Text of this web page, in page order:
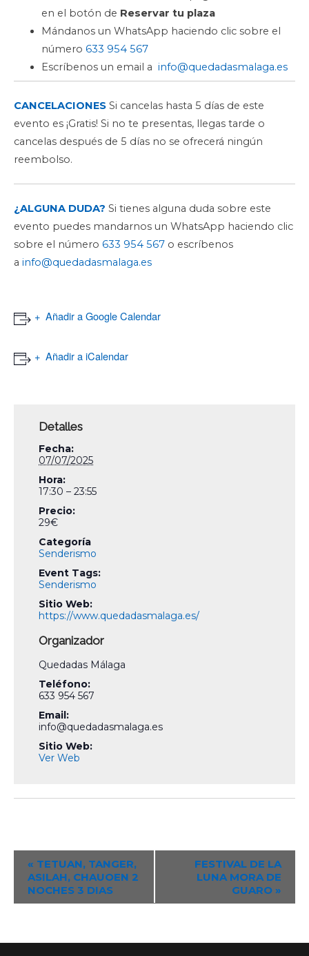
en el botón de Reservar tu plaza
Mándanos un WhatsApp haciendo clic sobre el
número 633 954 567
Escríbenos un email a info@quedadasmalaga.es
CANCELACIONES Si cancelas hasta 5 días de este
evento es ¡Gratis! Si no te presentas, llegas tarde o
cancelas después de 5 días no se ofrecerá ningún
reembolso.
¿ALGUNA DUDA? Si tienes alguna duda sobre este
evento puedes mandarnos un WhatsApp haciendo clic
sobre el número 633 954 567 o escríbenos
a info@quedadasmalaga.es
Añadir a Google Calendar
Añadir a iCalendar
Detalles
Fecha:
07/07/2025
Hora:
17:30 – 23:55
Precio:
29€
Categoría
Senderismo
Event Tags:
Senderismo
Sitio Web:
https://www.quedadasmalaga.es/
Organizador
Quedadas Málaga
Teléfono:
633 954 567
Email:
info@quedadasmalaga.es
Sitio Web:
Ver Web
Event
Navigation
« TETUAN, TANGER,
ASILAH, CHAUOEN 2
NOCHES 3 DIAS
FESTIVAL DE LA
LUNA MORA DE
GUARO »